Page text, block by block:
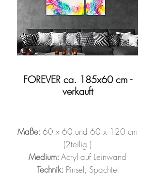
FOREVER ca. 185x60 cm -
verkauft
Maße: 60 x 60 und 60 x 120 cm
(2teilig )
Medium: Acryl auf Leinwand
Technik: Pinsel, Spachtel